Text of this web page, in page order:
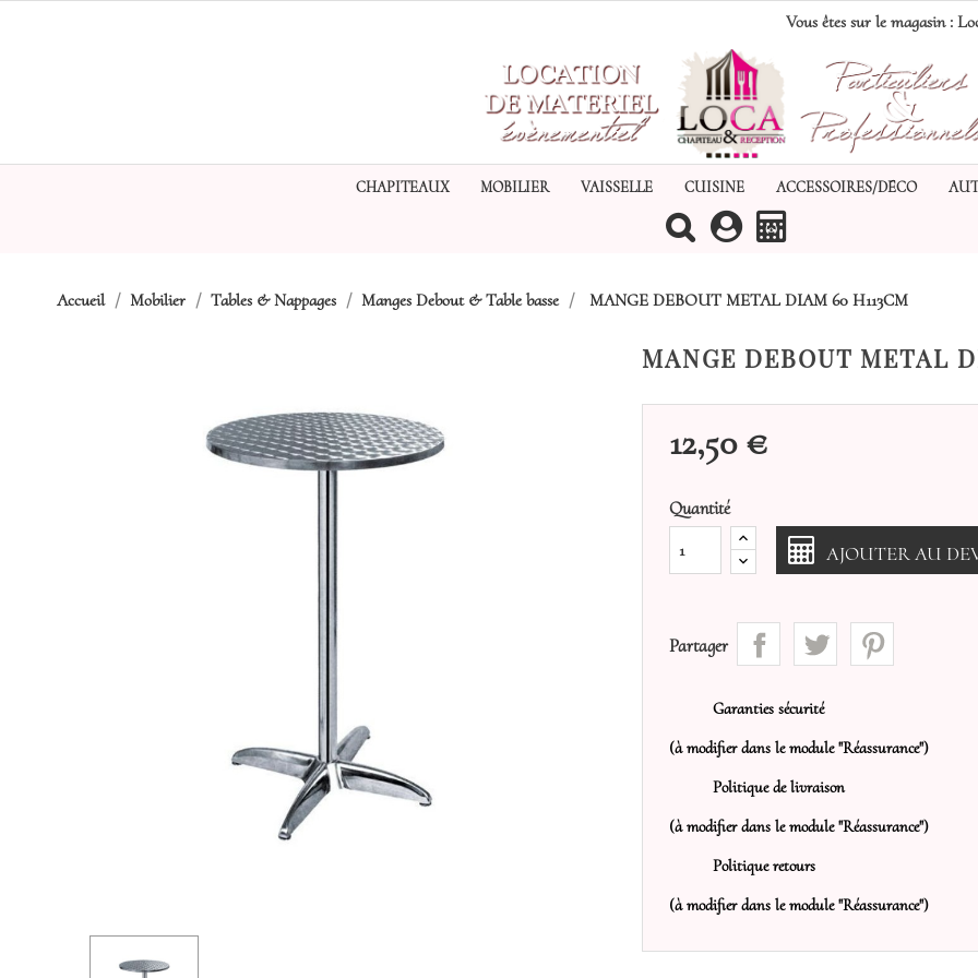
Vous êtes sur le magasin :
CHAPITEAUX MOBILIER VAISSELLE CUISINE ACCESSOIRES/DÉCO
(0)
Accueil Mobilier Tables & Nappages Manges Debout & Table basse MANGE DEBOUT METAL DIAM 60 H113CM
MANGE DEBOUT METAL
12,50 €
Quantité
AJOUTER AU
Partager
Garanties sécurité
(à modifier dans le module "Réassurance")
Politique de livraison
(à modifier dans le module "Réassurance")
Politique retours
(à modifier dans le module "Réassurance")